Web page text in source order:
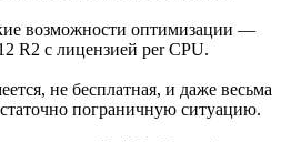
возможности оптимизации —
R2 с лицензией per CPU.
не бесплатная, и даже весьма
пограничную ситуацию.